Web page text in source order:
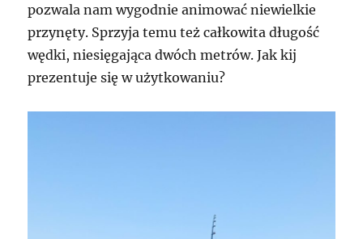
pozwala nam wygodnie animować niewielkie
przynęty. Sprzyja temu też całkowita długość
wędki, niesięgająca dwóch metrów. Jak kij
prezentuje się w użytkowaniu?